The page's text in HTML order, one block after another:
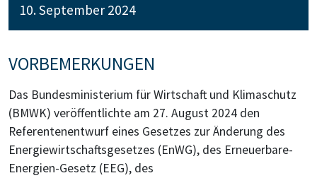
10. September 2024
VORBEMERKUNGEN
Das Bundesministerium für Wirtschaft und Klimaschutz
(BMWK) veröffentlichte am 27. August 2024 den
Referentenentwurf eines Gesetzes zur Änderung des
Energiewirtschaftsgesetzes (EnWG), des Erneuerbare-
Energien-Gesetz (EEG), des